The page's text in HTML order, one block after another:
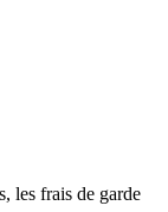
les frais de garde